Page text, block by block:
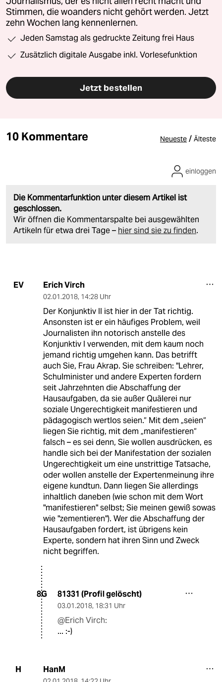
Stimmen, die woanders nicht gehört werden. Jetzt
zehn Wochen lang kennenlernen.
Jeden Samstag als gedruckte Zeitung frei Haus
Zusätzlich digitale Ausgabe inkl. Vorlesefunktion
Jetzt bestellen
10 Kommentare Neueste / Älteste
Die Kommentarfunktion unter diesem Artikel ist
geschlossen.
Wir öffnen die Kommentarspalte bei ausgewählten
Artikeln für etwa drei Tage – hier sind sie zu finden.
einloggen
EV Erich Virch
02.01.2018, 14:28 Uhr
Der Konjunktiv II ist hier in der Tat richtig.
Ansonsten ist er ein häufiges Problem, weil
Journalisten ihn notorisch anstelle des
Konjunktiv I verwenden, mit dem kaum noch
jemand richtig umgehen kann. Das betrifft
auch Sie, Frau Akrap. Sie schreiben: "Lehrer,
Schulminister und andere Experten fordern
seit Jahrzehnten die Abschaffung der
Hausaufgaben, da sie außer Quälerei nur
soziale Ungerechtigkeit manifestieren und
pädagogisch wertlos seien.“ Mit dem „seien“
liegen Sie richtig, mit dem „manifestieren“
falsch – es sei denn, Sie wollen ausdrücken, es
handle sich bei der Manifestation der sozialen
Ungerechtigkeit um eine unstrittige Tatsache,
oder wollen anstelle der Expertenmeinung ihre
eigene kundtun. Dann liegen Sie allerdings
inhaltlich daneben (wie schon mit dem Wort
"manifestieren" selbst; Sie meinen gewiß sowas
wie "zementieren"). Wer die Abschaffung der
Hausaufgaben fordert, ist übrigens kein
Experte, sondern hat ihren Sinn und Zweck
nicht begriffen.
8G 81331 (Profil gelöscht)
03.01.2018, 18:31 Uhr
@Erich Virch:
... :-)
H HanM